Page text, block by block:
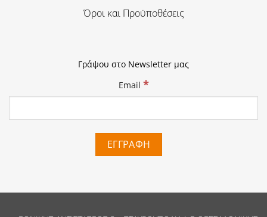
Όροι και Προϋποθέσεις
Γράψου στο Newsletter μας
Email *